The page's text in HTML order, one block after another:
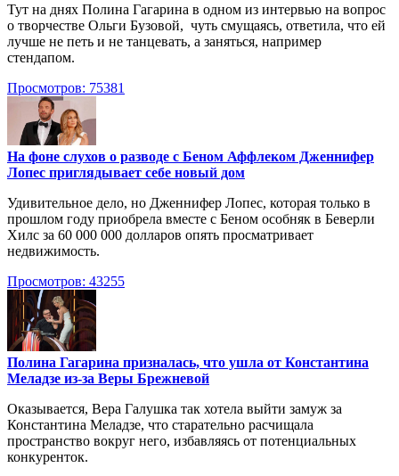
Тут на днях Полина Гагарина в одном из интервью на вопрос
о творчестве Ольги Бузовой, чуть смущаясь, ответила, что ей
лучше не петь и не танцевать, а заняться, например
стендапом.
Просмотров: 75381
На фоне слухов о разводе с Беном Аффлеком Дженнифер
Лопес приглядывает себе новый дом
Удивительное дело, но Дженнифер Лопес, которая только в
прошлом году приобрела вместе с Беном особняк в Беверли
Хилс за 60 000 000 долларов опять просматривает
недвижимость.
Просмотров: 43255
Полина Гагарина призналась, что ушла от Константина
Меладзе из-за Веры Брежневой
Оказывается, Вера Галушка так хотела выйти замуж за
Константина Меладзе, что старательно расчищала
пространство вокруг него, избавляясь от потенциальных
конкуренток.